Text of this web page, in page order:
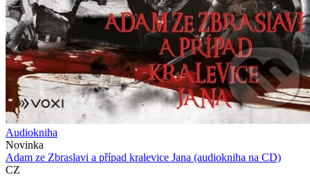
Audiokniha
Novinka
Adam ze Zbraslavi a případ kralevice Jana (audiokniha na CD)
CZ